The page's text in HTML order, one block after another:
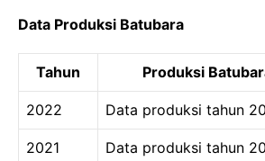
Data Produksi Batubara
Tahun Produksi
2022 Data produksi tahun
2021 Data produksi tahun